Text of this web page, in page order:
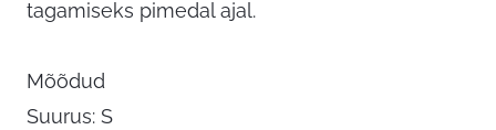
tagamiseks pimedal ajal.
Mõõdud
Suurus: S